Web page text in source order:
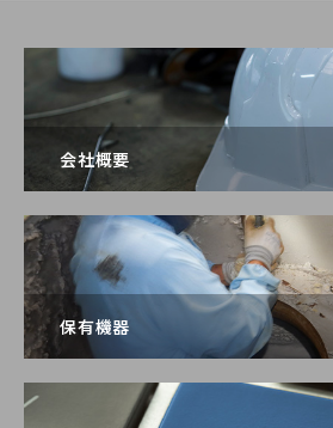
会社概要
保有機器